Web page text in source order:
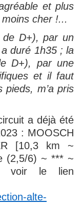
et plus
cher !...
D+), par un
duré 1h35 ; la
D+), par une
et il faut
m’a pris
a déjà été
: MOOSCH
[10,3 km ~
(2,5/6) ~ *** ~
voir le lien
alte-